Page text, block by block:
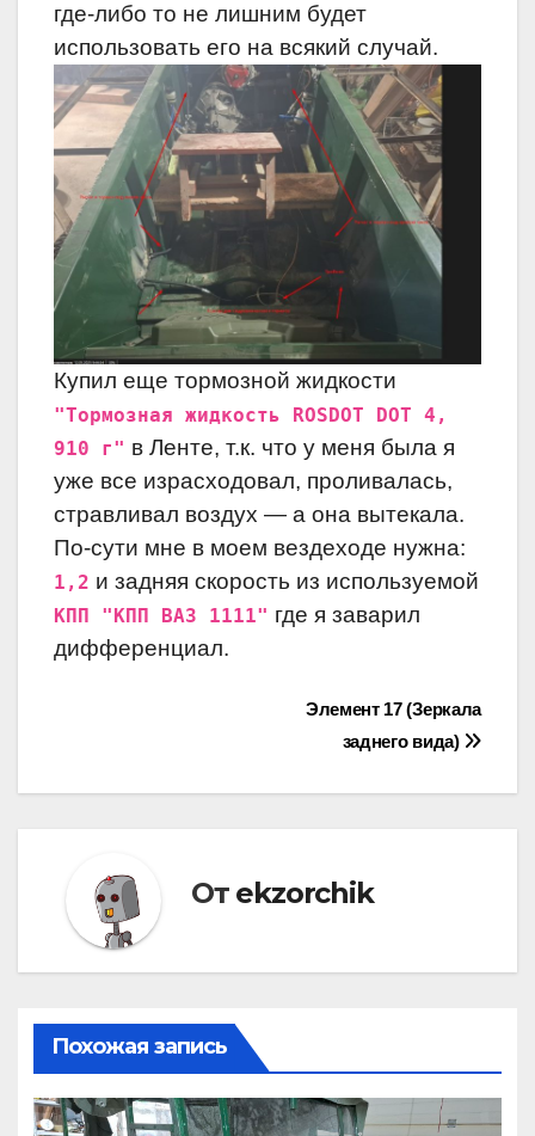
где-либо то не лишним будет
использовать его на всякий случай.
Купил еще тормозной жидкости
"Тормозная жидкость ROSDOT DOT 4,
910 г" в Ленте, т.к. что у меня была я
уже все израсходовал, проливалась,
стравливал воздух — а она вытекала.
По-сути мне в моем вездеходе нужна:
1,2 и задняя скорость из используемой
КПП "КПП ВАЗ 1111" где я заварил
дифференциал.
Элемент 17 (Зеркала
заднего вида)
От ekzorchik
Похожая запись